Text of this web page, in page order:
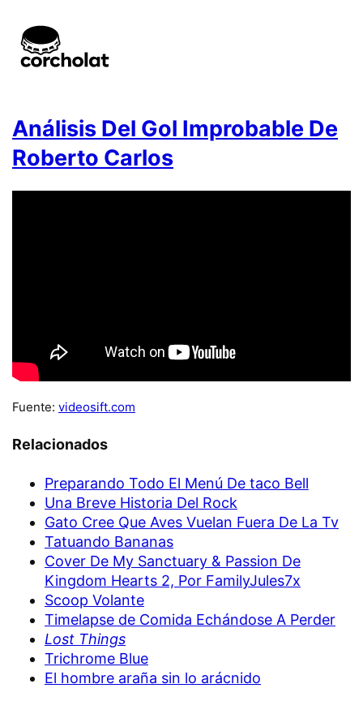
Análisis Del Gol Improbable De
Roberto Carlos
Fuente: videosift.com
Relacionados
Preparando Todo El Menú De taco Bell
Una Breve Historia Del Rock
Gato Cree Que Aves Vuelan Fuera De La Tv
Tatuando Bananas
Cover De My Sanctuary & Passion De
Kingdom Hearts 2, Por FamilyJules7x
Scoop Volante
Timelapse de Comida Echándose A Perder
Lost Things
Trichrome Blue
El hombre araña sin lo arácnido